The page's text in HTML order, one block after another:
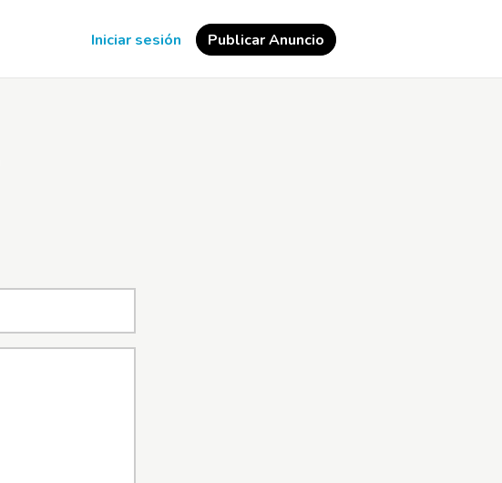
Iniciar sesión Publicar Anuncio